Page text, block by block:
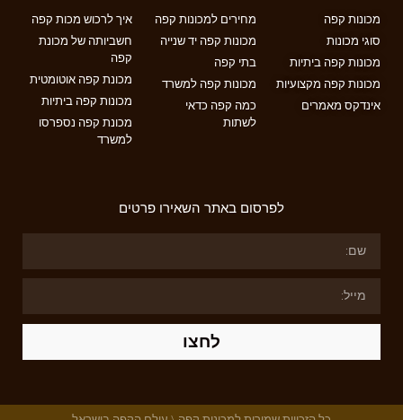
מכונות קפה
סוגי מכונות
מכונות קפה ביתיות
מכונות קפה מקצועיות
אינדקס מאמרים
מחירים למכונות קפה
מכונות קפה יד שנייה
בתי קפה
מכונות קפה למשרד
כמה קפה כדאי
לשתות
איך לרכוש מכות קפה
חשביותה של מכונת
קפה
מכונת קפה אוטומטית
מכונות קפה ביתיות
מכונת קפה נספרסו
למשרד
לפרסום באתר השאירו פרטים
לחצו